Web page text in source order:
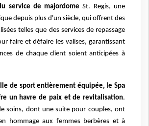
service de majordome St. Regis, une
depuis plus d'un siècle, qui offrent des
telles que des services de repassage
faire et défaire les valises, garantissant
de chaque client soient anticipées à
de sport entièrement équipée, le Spa
un havre de paix et de revitalisation.
soins, dont une suite pour couples, ont
hommage aux femmes berbères et à